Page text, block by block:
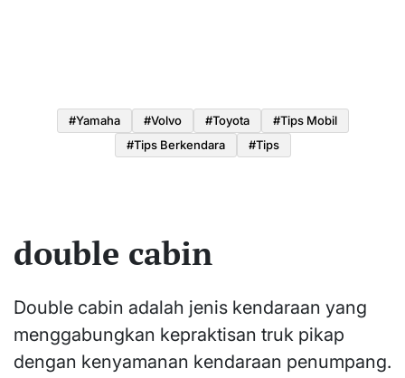
#yamaha #volvo #toyota
#tips Mobil
#tips Berkendara
#tips
double cabin
Double cabin adalah jenis kendaraan yang
menggabungkan kepraktisan truk pikap
dengan kenyamanan kendaraan penumpang.